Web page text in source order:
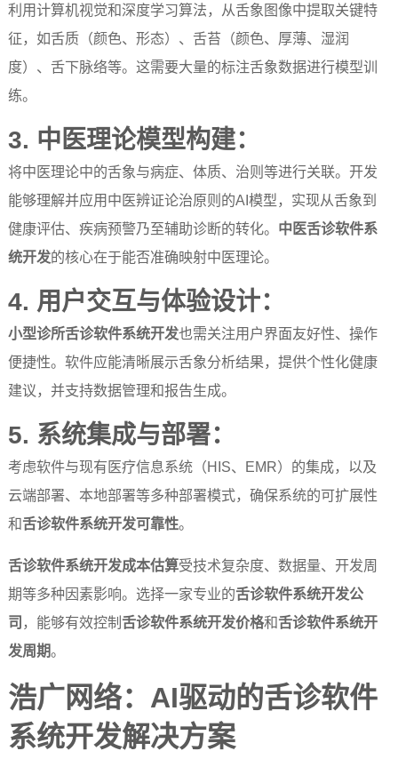
利用计算机视觉和深度学习算法，从舌象图像中提取关键特
征，如舌质（颜色、形态）、舌苔（颜色、厚薄、湿润
度）、舌下脉络等。这需要大量的标注舌象数据进行模型训
练。
3. 中医理论模型构建：
将中医理论中的舌象与病症、体质、治则等进行关联。开发
能够理解并应用中医辨证论治原则的AI模型，实现从舌象到
健康评估、疾病预警乃至辅助诊断的转化。 中医舌诊软件系
统开发的核心在于能否准确映射中医理论。
4. 用户交互与体验设计：
小型诊所舌诊软件系统开发也需关注用户界面友好性、操作
便捷性。软件应能清晰展示舌象分析结果，提供个性化健康
建议，并支持数据管理和报告生成。
5. 系统集成与部署：
考虑软件与现有医疗信息系统（HIS、EMR）的集成，以及
云端部署、本地部署等多种部署模式，确保系统的可扩展性
和舌诊软件系统开发可靠性。
舌诊软件系统开发成本估算受技术复杂度、数据量、开发周
期等多种因素影响。选择一家专业的舌诊软件系统开发公
司 ，能够有效控制 舌诊软件系统开发价格和舌诊软件系统开
发周期。
浩广网络：AI驱动的舌诊软件
系统开发解决方案